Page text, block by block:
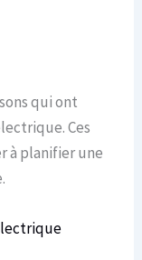
qui ont
Ces
à planifier une